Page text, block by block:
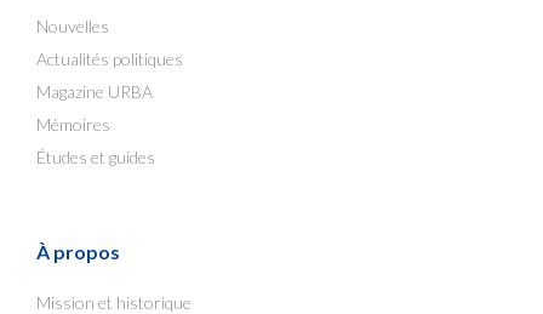
Nouvelles
Actualités politiques
Magazine URBA
Mémoires
Études et guides
À propos
Mission et historique